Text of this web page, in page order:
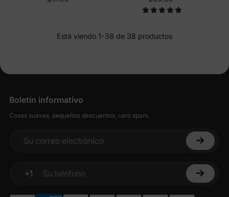
niños pequeños y niños
oscuridad.
Está viendo 1-38 de 38 productos
Boletín informativo
Cosas suaves, pequeños descuentos, cero spam.
Su correo electrónico
+1
Su teléfono